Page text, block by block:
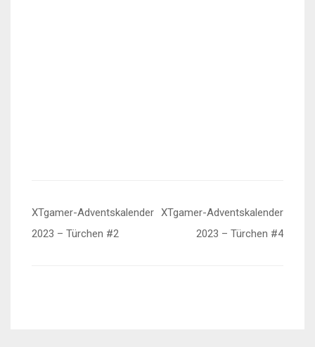
Beitragsnavigation
XTgamer-Adventskalender
2023 – Türchen #2
XTgamer-Adventskalender
2023 – Türchen #4